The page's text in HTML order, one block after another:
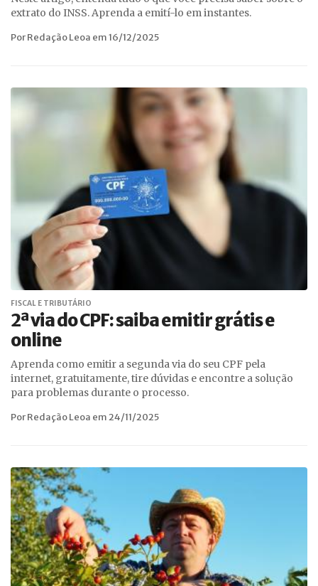
extrato do INSS. Aprenda a emití-lo em instantes.
Por Redação Leoa em 16/12/2025
FISCAL E TRIBUTÁRIO
2ª via do CPF: saiba emitir grátis e
online
Aprenda como emitir a segunda via do seu CPF pela
internet, gratuitamente, tire dúvidas e encontre a solução
para problemas durante o processo.
Por Redação Leoa em 24/11/2025